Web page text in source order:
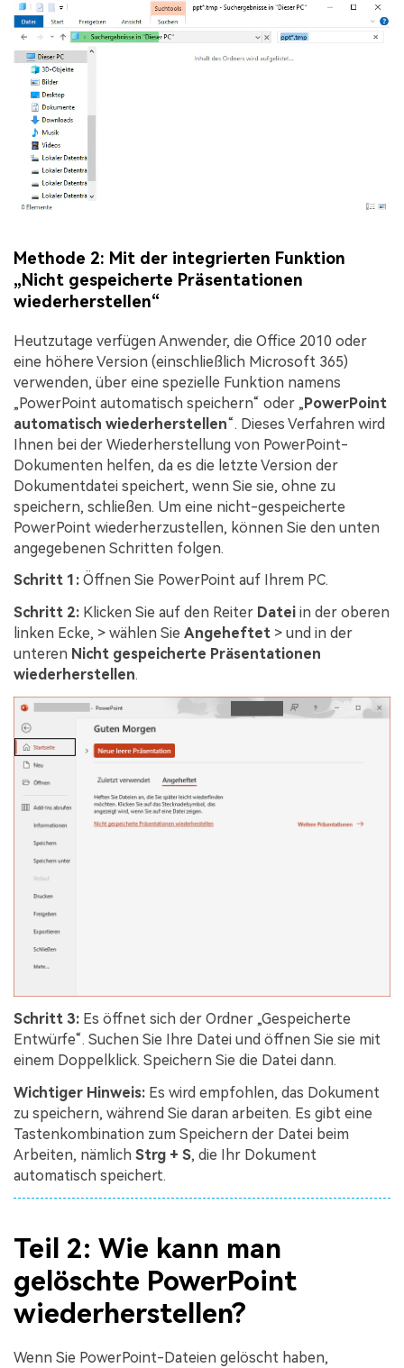
Methode 2: Mit der integrierten Funktion
„Nicht gespeicherte Präsentationen
wiederherstellen“
Heutzutage verfügen Anwender, die Office 2010 oder
eine höhere Version (einschließlich Microsoft 365)
verwenden, über eine spezielle Funktion namens
„PowerPoint automatisch speichern“ oder „PowerPoint
automatisch wiederherstellen“. Dieses Verfahren wird
Ihnen bei der Wiederherstellung von PowerPoint-
Dokumenten helfen, da es die letzte Version der
Dokumentdatei speichert, wenn Sie sie, ohne zu
speichern, schließen. Um eine nicht-gespeicherte
PowerPoint wiederherzustellen, können Sie den unten
angegebenen Schritten folgen.
Schritt 1: Öffnen Sie PowerPoint auf Ihrem PC.
Schritt 2: Klicken Sie auf den Reiter Datei in der oberen
linken Ecke, > wählen Sie Angeheftet > und in der
unteren Nicht gespeicherte Präsentationen
wiederherstellen.
Schritt 3: Es öffnet sich der Ordner „Gespeicherte
Entwürfe“. Suchen Sie Ihre Datei und öffnen Sie sie mit
einem Doppelklick. Speichern Sie die Datei dann.
Wichtiger Hinweis: Es wird empfohlen, das Dokument
zu speichern, während Sie daran arbeiten. Es gibt eine
Tastenkombination zum Speichern der Datei beim
Arbeiten, nämlich Strg + S, die Ihr Dokument
automatisch speichert.
Teil 2: Wie kann man
gelöschte PowerPoint
wiederherstellen?
Wenn Sie PowerPoint-Dateien gelöscht haben,